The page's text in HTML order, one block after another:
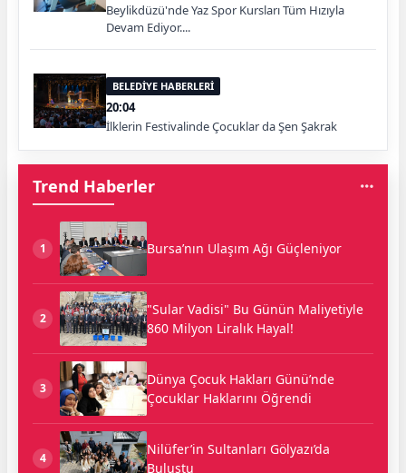
Beylikdüzü'nde Yaz Spor Kursları Tüm Hızıyla
Devam Ediyor....
BELEDİYE HABERLERİ
20:04
İlklerin Festivalinde Çocuklar da Şen Şakrak
Trend Haberler
1 Bursa’nın Ulaşım Ağı Güçleniyor
2
"Sular Vadisi" Bu Günün Maliyetiyle
860 Milyon Liralık Hayal!
3
Dünya Çocuk Hakları Günü’nde
Çocuklar Haklarını Öğrendi
4
Nilüfer’in Sultanları Gölyazı’da
Buluştu